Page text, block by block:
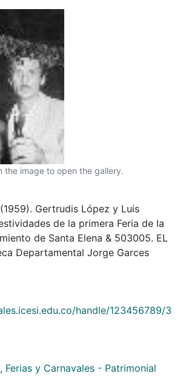
the image to open the gallery.
Gertrudis López y Luis
de la primera Feria de la
de Santa Elena & 503005. EL
Departamental Jorge Garces
handle/123456789/3
Ferias y Carnavales - Patrimonial